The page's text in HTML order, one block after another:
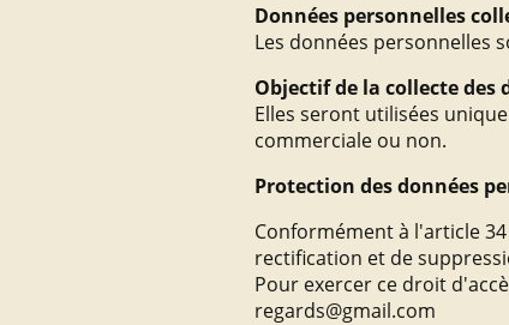
Données personnelles
Les données personnelles
Objectif de la collecte des
Elles seront utilisées
commerciale ou non.
Protection des données
Conformément à l'article
rectification et de
Pour exercer ce droit
regards@gmail.com